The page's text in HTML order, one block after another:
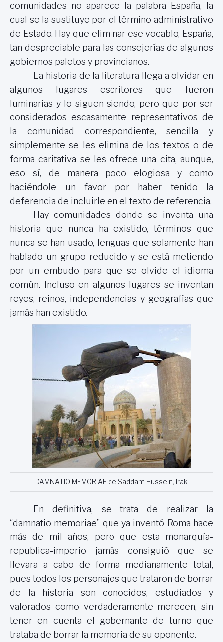
comunidades no aparece la palabra España, la
cual se la sustituye por el término administrativo
de Estado. Hay que eliminar ese vocablo, España,
tan despreciable para las consejerías de algunos
gobiernos paletos y provincianos.
La historia de la literatura llega a olvidar en
algunos lugares escritores que fueron
luminarias y lo siguen siendo, pero que por ser
considerados escasamente representativos de
la comunidad correspondiente, sencilla y
simplemente se les elimina de los textos o de
forma caritativa se les ofrece una cita, aunque,
eso sí, de manera poco elogiosa y como
haciéndole un favor por haber tenido la
deferencia de incluirle en el texto de referencia.
Hay comunidades donde se inventa una
historia que nunca ha existido, términos que
nunca se han usado, lenguas que solamente han
hablado un grupo reducido y se está metiendo
por un embudo para que se olvide el idioma
común. Incluso en algunos lugares se inventan
reyes, reinos, independencias y geografías que
jamás han existido.
DAMNATIO MEMORIAE de Saddam Hussein, Irak
En definitiva, se trata de realizar la
“damnatio memoriae” que ya inventó Roma hace
más de mil años, pero que esta monarquía-
republica-imperio jamás consiguió que se
llevara a cabo de forma medianamente total,
pues todos los personajes que trataron de borrar
de la historia son conocidos, estudiados y
valorados como verdaderamente merecen, sin
tener en cuenta el gobernante de turno que
trataba de borrar la memoria de su oponente.